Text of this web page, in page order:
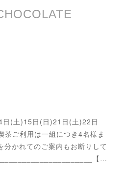
(土)15日(日)21日(土)22日
ご利用は一組につき4名様ま
分かれてのご案内もお断りして
【…